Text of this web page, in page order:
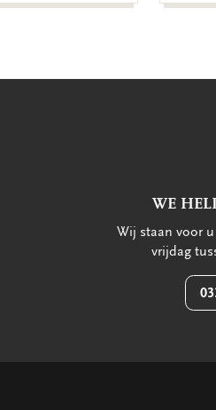
WE
Wij staan voor
vrijdag